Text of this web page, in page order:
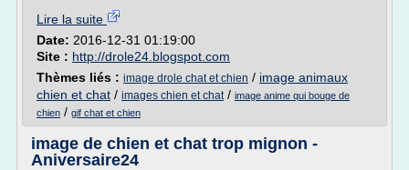
Lire la suite
Date: 2016-12-31 01:19:00
Site : http://drole24.blogspot.com
Thèmes liés : image drole chat et chien / image animaux
chien et chat / images chien et chat/ image anime qui bouge de
chien / gif chat et chien
image de chien et chat trop mignon -
Aniversaire24